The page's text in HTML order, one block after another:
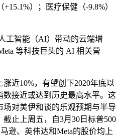
）；医疗保健（-9.8%）
工智能（AI）带动的云端增
等科技巨头的 AI 相关营
近10%，有望创下2020年底以
接近或达到历史最高水平。这
对美伊和谈的乐观预期与半导
止上周五，自3月30日标普500
逊、英伟达和Meta的股价均上